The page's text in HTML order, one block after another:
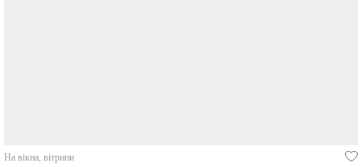
На вікна, вітрини